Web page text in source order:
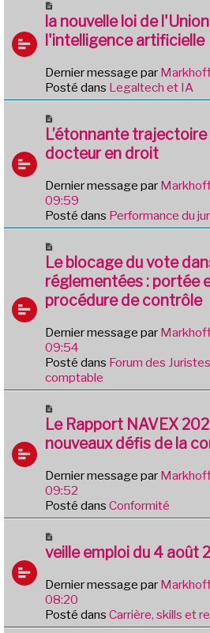
g
e
o
u
v
a
u
s
s
g
e
la nouvelle loi de
l'intelligence artificielle
Dernier message par
Posté dans Legaltech et IA
o
u
v
a
u
m
s
a
g
L’étonnante
docteur en droit
Dernier message par
09:59
Posté dans Performance du
o
u
v
e
u
m
e
s
s
g
e
Le blocage du vote
réglementées : portée
procédure de contrôle
Dernier message par
09:54
Posté dans Forum des
comptable
o
u
v
a
u
m
s
g
e
Le Rapport NAVEX
nouveaux défis de la
Dernier message par
09:52
Posté dans Conformité
o
v
e
a
u
veille emploi du 4 août
Dernier message par
08:20
Posté dans Carrière, skills et